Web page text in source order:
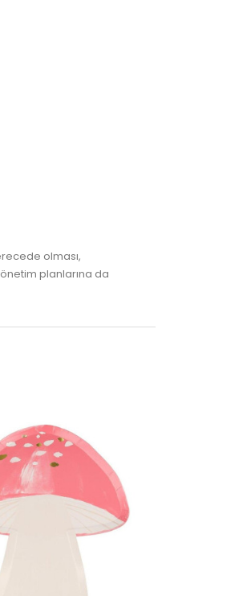
olması,
planlarına da